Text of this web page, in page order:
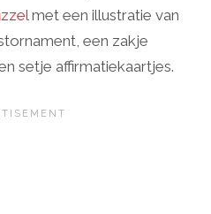
met een illustratie van
een zakje
setje affirmatiekaartjes.